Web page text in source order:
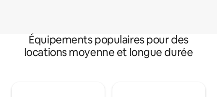
Équipements populaires pour des
locations moyenne et longue durée